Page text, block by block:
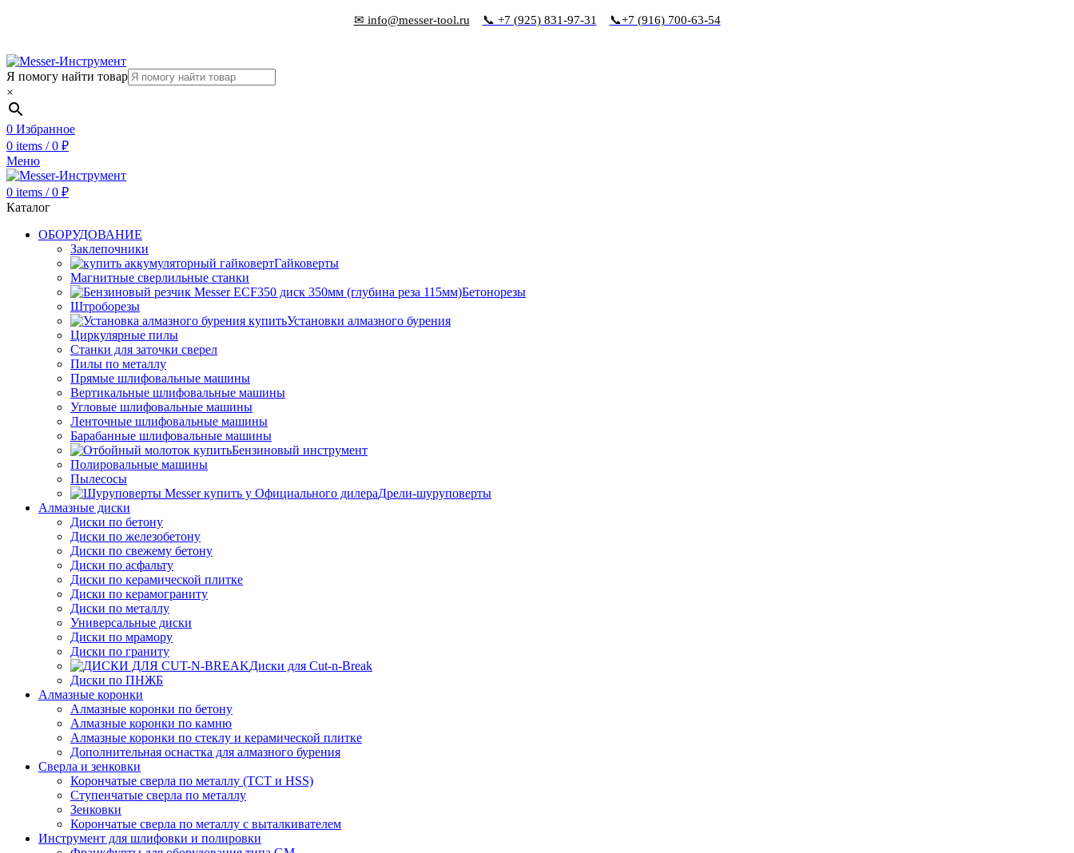
✉ info@messer-tool.ru 📞 +7 (925) 831-97-31 📞+7 (916) 700-63-54
Я помогу найти товар
×
0 Избранное
0 items / 0 ₽
Меню
0 items / 0 ₽
Каталог
ОБОРУДОВАНИЕ
Заклепочники
Гайковерты
Магнитные сверлильные станки
Бетонорезы
Штроборезы
Установки алмазного бурения
Циркулярные пилы
Станки для заточки сверел
Пилы по металлу
Прямые шлифовальные машины
Вертикальные шлифовальные машины
Угловые шлифовальные машины
Ленточные шлифовальные машины
Барабанные шлифовальные машины
Бензиновый инструмент
Полировальные машины
Пылесосы
Дрели-шуруповерты
Алмазные диски
Диски по бетону
Диски по железобетону
Диски по свежему бетону
Диски по асфальту
Диски по керамической плитке
Диски по керамограниту
Диски по металлу
Универсальные диски
Диски по мрамору
Диски по граниту
Диски для Cut-n-Break
Диски по ПНЖБ
Алмазные коронки
Алмазные коронки по бетону
Алмазные коронки по камню
Алмазные коронки по стеклу и керамической плитке
Дополнительная оснастка для алмазного бурения
Сверла и зенковки
Корончатые сверла по металлу (TCT и HSS)
Ступенчатые сверла по металлу
Зенковки
Корончатые сверла по металлу c выталкивателем
Инструмент для шлифовки и полировки